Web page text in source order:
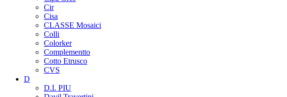
Cir
Cisa
CLASSE Mosaici
Colli
Colorker
Complementto
Cotto Etrusco
CVS
D
D.I. PIU